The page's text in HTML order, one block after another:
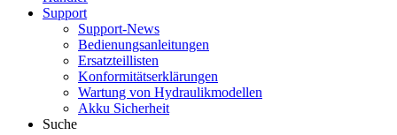
Support
Support-News
Bedienungsanleitungen
Ersatzteillisten
Konformitätserklärungen
Wartung von Hydraulikmodellen
Akku Sicherheit
Suche